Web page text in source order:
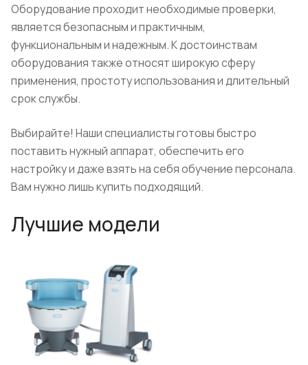
Оборудование проходит необходимые проверки,
является безопасным и практичным,
функциональным и надежным. К достоинствам
оборудования также относят широкую сферу
применения, простоту использования и длительный
срок службы.
Выбирайте! Наши специалисты готовы быстро
поставить нужный аппарат, обеспечить его
настройку и даже взять на себя обучение персонала.
Вам нужно лишь купить подходящий.
Лучшие модели